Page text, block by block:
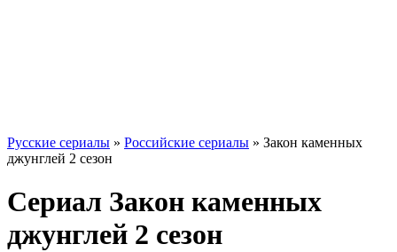
Русские сериалы » Российские сериалы » Закон каменных
джунглей 2 сезон
Сериал Закон каменных
джунглей 2 сезон